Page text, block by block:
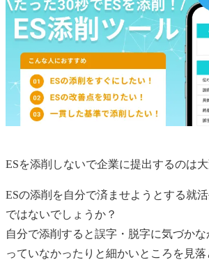
ESを添削しないで企業に提出するのは
ESの添削を自分で済ませようとする就
ではないでしょうか？
自分で添削すると誤字・脱字に気づか
っていなかったりと細かいところを見落